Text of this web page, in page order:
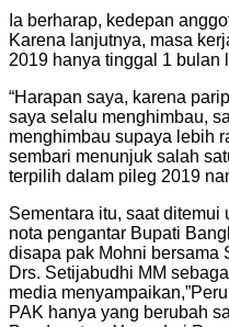
Ia berharap, kedepan
Karena lanjutnya, masa
2019 hanya tinggal 1 bulan
“Harapan saya, karena
saya selalu menghimbau,
menghimbau supaya lebih
sembari menunjuk salah
terpilih dalam pileg 2019
Sementara itu, saat
nota pengantar Bupati
disapa pak Mohni bersama
Drs. Setijabudhi MM
media
PAK hanya yang berubah